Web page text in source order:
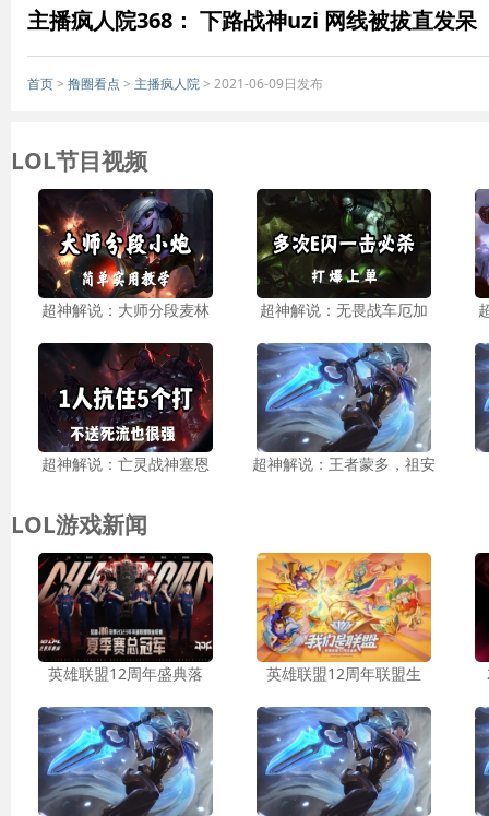
主播疯人院368： 下路战神uzi 网线被拔直发呆
首页> 撸圈看点 > 主播疯人院> 2021-06-09日发布
LOL节目视频
超神解说：大师分段麦林 超神解说：无畏战车厄加
超神解说：亡灵战神塞恩 超神解说：王者蒙多，祖安
LOL游戏新闻
英雄联盟12周年盛典落 英雄联盟12周年联盟生